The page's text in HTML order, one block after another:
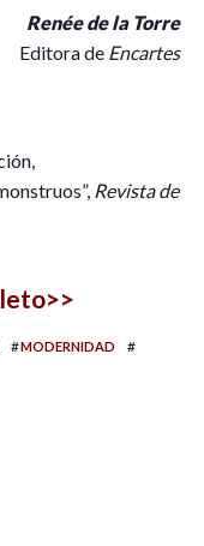
Renée de la Torre
Editora de Encartes
Revista de
#MODERNIDAD #